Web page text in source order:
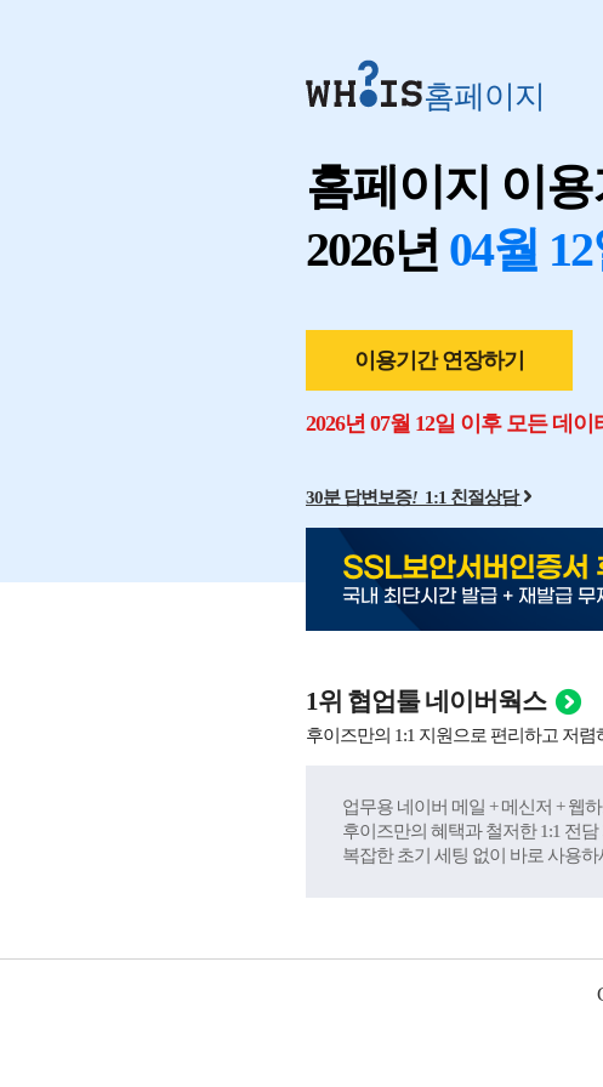
홈페이지
홈페이지 이
2026년 04월
이용기간 연장하기
2026년 07월 12일 이후 모든 데이
30분 답변보증! 1:1 친절상담
SSL보안서버인증서
국내 최단시간 발급 + 재발급
1위 협업툴 네이버웍스
후이즈만의 1:1 지원으로 편리하고 저렴
업무용 네이버 메일 + 메신저 + 웹
후이즈만의 혜택과 철저한 1:1 전담
복잡한 초기 세팅 없이 바로 사용하